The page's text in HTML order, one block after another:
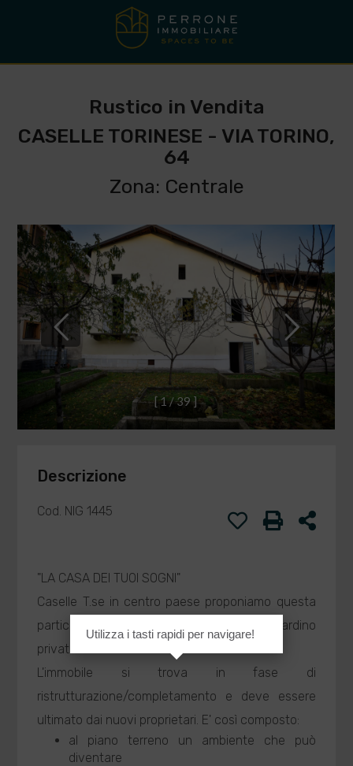
Rustico in Vendita
CASELLE TORINESE - VIA TORINO,
64
Zona: Centrale
[1/39 ]
Descrizione
Cod. NIG 1445
"LA CASA DEI TUOI SOGNI"
Caselle T.se in centro paese proponiamo questa
particolare soluzione abitativa con giardino
privato.
L'immobile si trova in fase di
ristrutturazione/completamento e deve essere
ultimato dai nuovi proprietari. E' così composto:
al piano terreno un ambiente che può
diventare
Utilizza i tasti rapidi per navigare!